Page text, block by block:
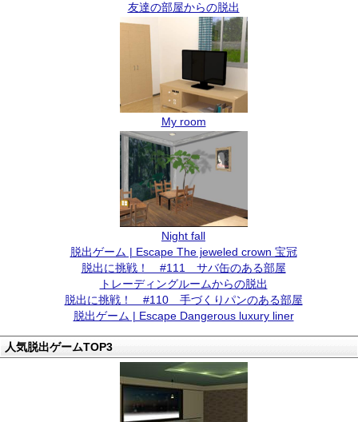
友達の部屋からの脱出
My room
Night fall
脱出ゲーム | Escape The jeweled crown 宝冠
脱出に挑戦！ #111 サバ缶のある部屋
トレーディングルームからの脱出
脱出に挑戦！ #110 手づくりパンのある部屋
脱出ゲーム | Escape Dangerous luxury liner
人気脱出ゲームTOP3